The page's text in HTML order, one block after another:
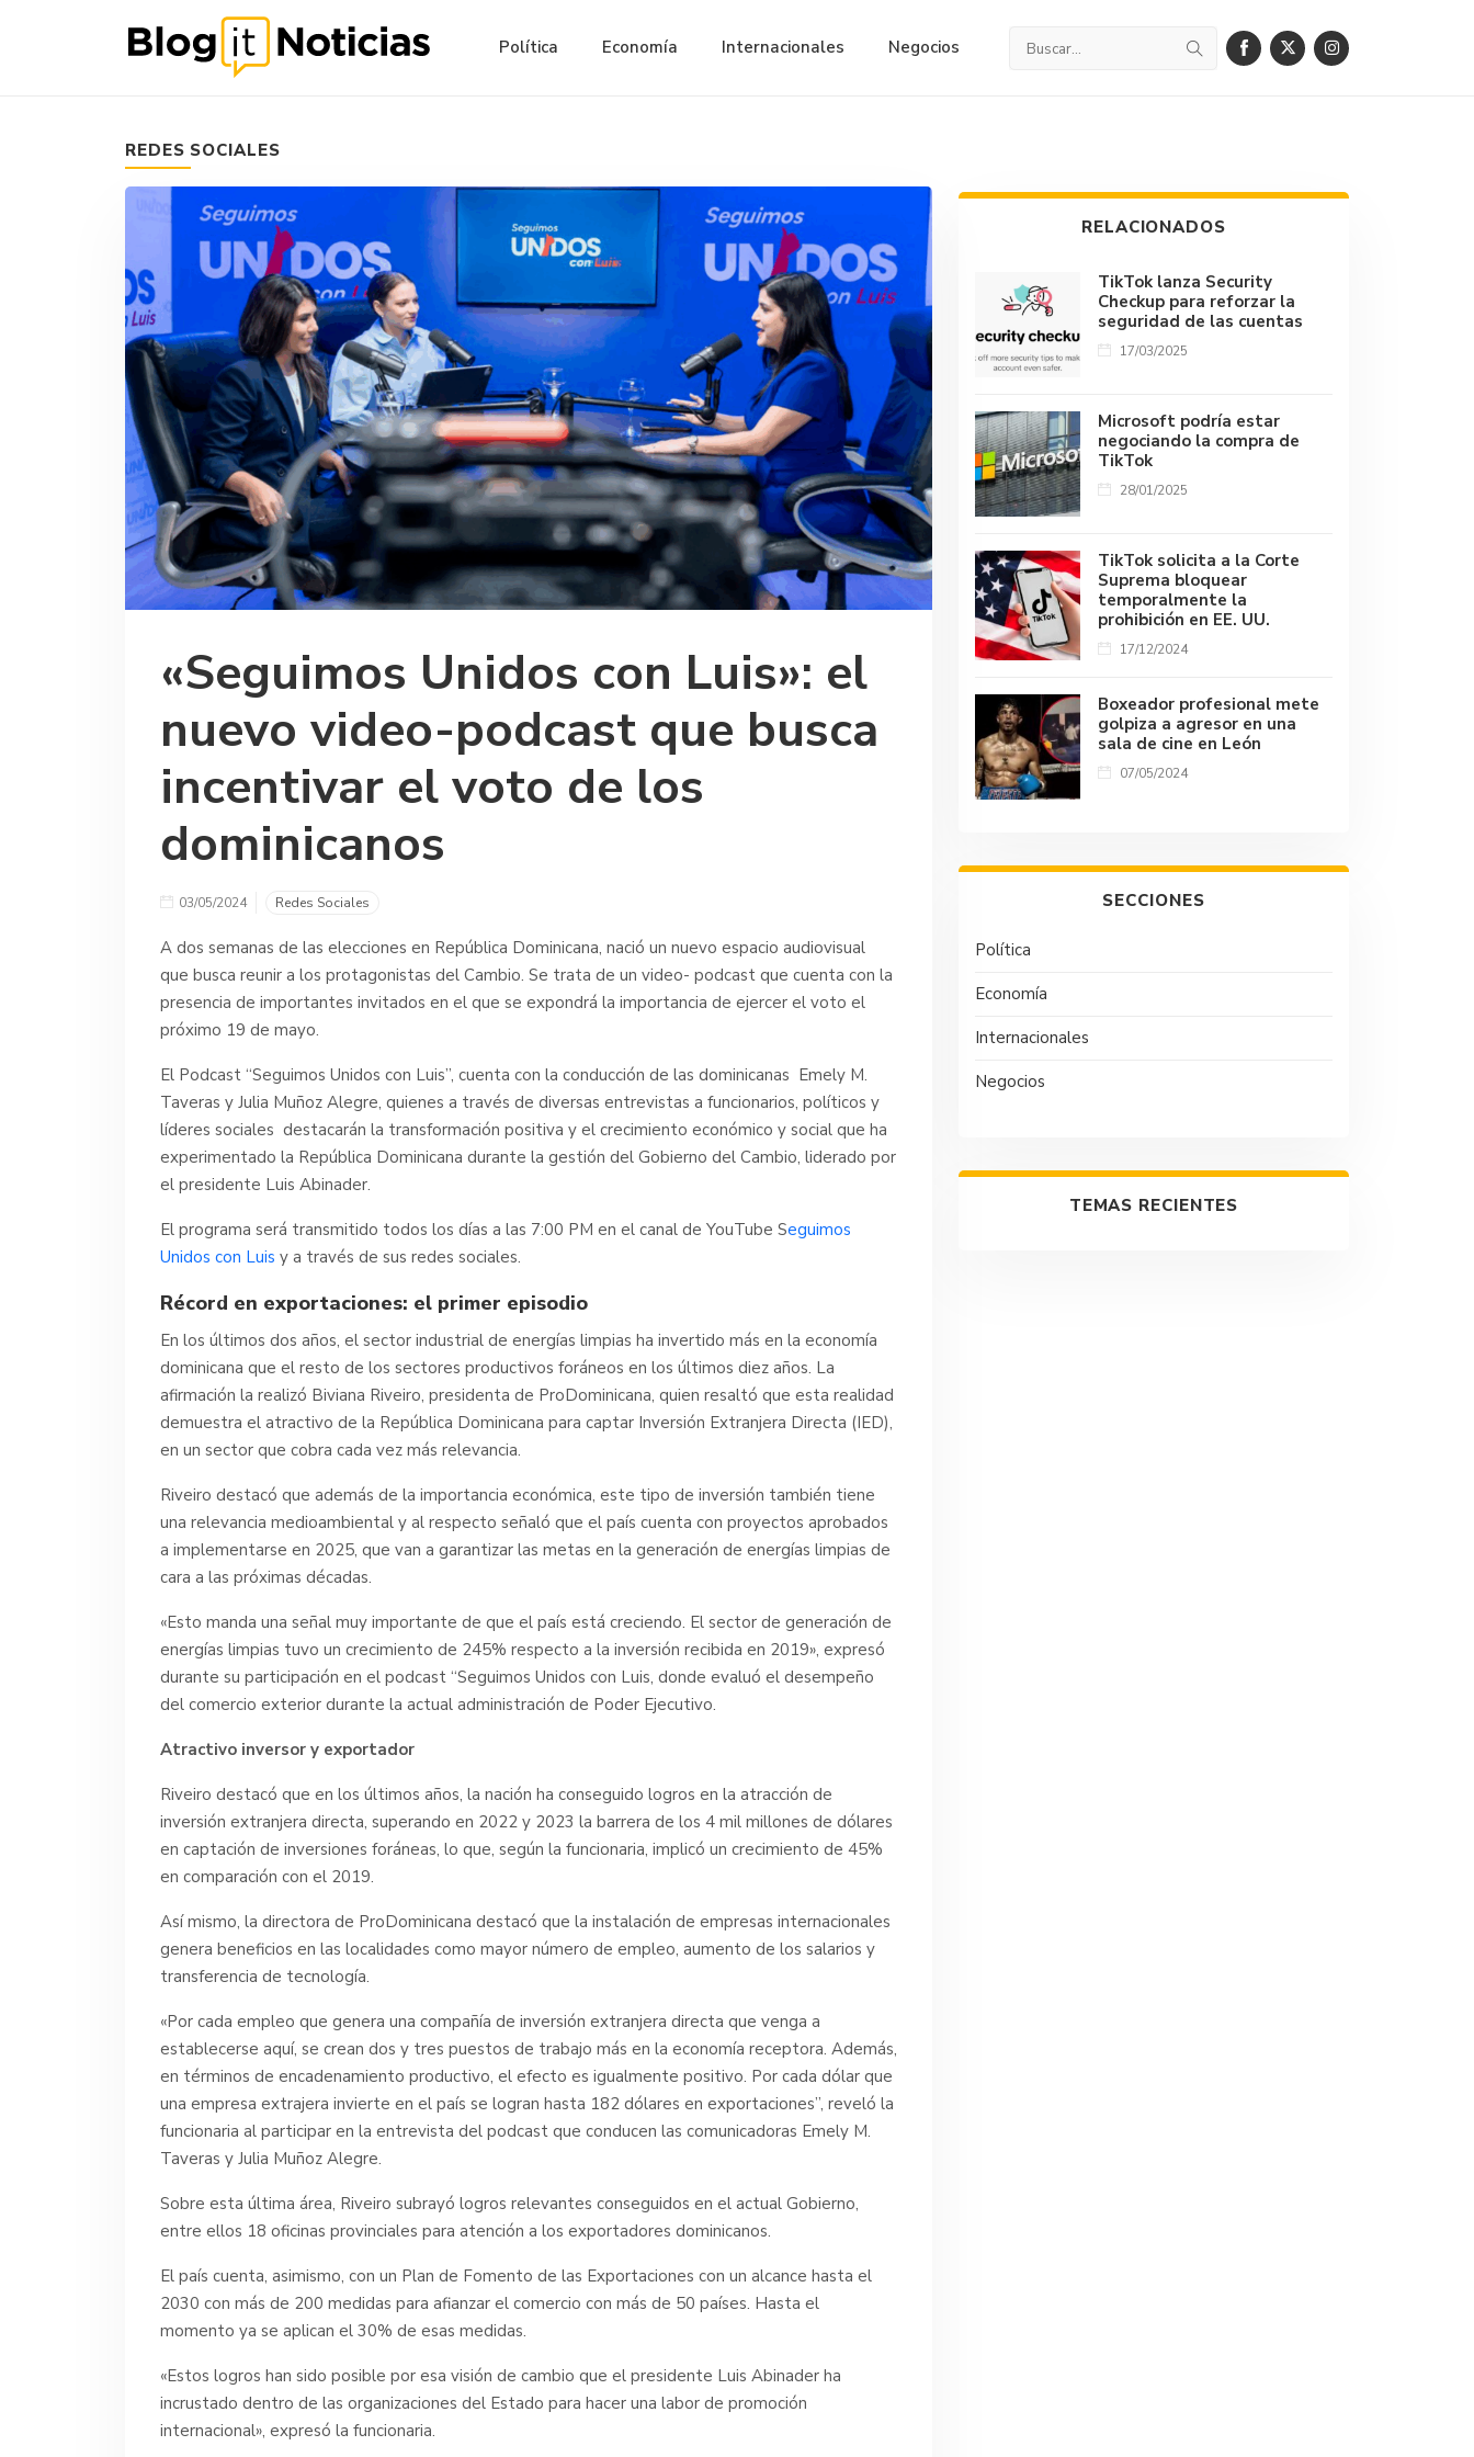
Política Economía Internacionales Negocios
REDES SOCIALES
«Seguimos Unidos con Luis»: el
nuevo video-podcast que busca
incentivar el voto de los
dominicanos
03/05/2024 Redes Sociales
A dos semanas de las elecciones en República Dominicana, nació un nuevo espacio audiovisual
que busca reunir a los protagonistas del Cambio. Se trata de un video- podcast que cuenta con la
presencia de importantes invitados en el que se expondrá la importancia de ejercer el voto el
próximo 19 de mayo.
El Podcast “Seguimos Unidos con Luis”, cuenta con la conducción de las dominicanas Emely M.
Taveras y Julia Muñoz Alegre, quienes a través de diversas entrevistas a funcionarios, políticos y
líderes sociales destacarán la transformación positiva y el crecimiento económico y social que ha
experimentado la República Dominicana durante la gestión del Gobierno del Cambio, liderado por
el presidente Luis Abinader.
El programa será transmitido todos los días a las 7:00 PM en el canal de YouTube Seguimos
Unidos con Luis y a través de sus redes sociales.
Récord en exportaciones: el primer episodio
En los últimos dos años, el sector industrial de energías limpias ha invertido más en la economía
dominicana que el resto de los sectores productivos foráneos en los últimos diez años. La
afirmación la realizó Biviana Riveiro, presidenta de ProDominicana, quien resaltó que esta realidad
demuestra el atractivo de la República Dominicana para captar Inversión Extranjera Directa (IED),
en un sector que cobra cada vez más relevancia.
Riveiro destacó que además de la importancia económica, este tipo de inversión también tiene
una relevancia medioambiental y al respecto señaló que el país cuenta con proyectos aprobados
a implementarse en 2025, que van a garantizar las metas en la generación de energías limpias de
cara a las próximas décadas.
«Esto manda una señal muy importante de que el país está creciendo. El sector de generación de
energías limpias tuvo un crecimiento de 245% respecto a la inversión recibida en 2019», expresó
durante su participación en el podcast “Seguimos Unidos con Luis, donde evaluó el desempeño
del comercio exterior durante la actual administración de Poder Ejecutivo.
Atractivo inversor y exportador
Riveiro destacó que en los últimos años, la nación ha conseguido logros en la atracción de
inversión extranjera directa, superando en 2022 y 2023 la barrera de los 4 mil millones de dólares
en captación de inversiones foráneas, lo que, según la funcionaria, implicó un crecimiento de 45%
en comparación con el 2019.
Así mismo, la directora de ProDominicana destacó que la instalación de empresas internacionales
genera beneficios en las localidades como mayor número de empleo, aumento de los salarios y
transferencia de tecnología.
«Por cada empleo que genera una compañía de inversión extranjera directa que venga a
establecerse aquí, se crean dos y tres puestos de trabajo más en la economía receptora. Además,
en términos de encadenamiento productivo, el efecto es igualmente positivo. Por cada dólar que
una empresa extrajera invierte en el país se logran hasta 182 dólares en exportaciones”, reveló la
funcionaria al participar en la entrevista del podcast que conducen las comunicadoras Emely M.
Taveras y Julia Muñoz Alegre.
Sobre esta última área, Riveiro subrayó logros relevantes conseguidos en el actual Gobierno,
entre ellos 18 oficinas provinciales para atención a los exportadores dominicanos.
El país cuenta, asimismo, con un Plan de Fomento de las Exportaciones con un alcance hasta el
2030 con más de 200 medidas para afianzar el comercio con más de 50 países. Hasta el
momento ya se aplican el 30% de esas medidas.
«Estos logros han sido posible por esa visión de cambio que el presidente Luis Abinader ha
incrustado dentro de las organizaciones del Estado para hacer una labor de promoción
internacional», expresó la funcionaria.
RELACIONADOS
TikTok lanza Security
Checkup para reforzar la
seguridad de las cuentas
17/03/2025
Microsoft podría estar
negociando la compra de
TikTok
28/01/2025
TikTok solicita a la Corte
Suprema bloquear
temporalmente la
prohibición en EE. UU.
17/12/2024
Boxeador profesional mete
golpiza a agresor en una
sala de cine en León
07/05/2024
SECCIONES
Política
Economía
Internacionales
Negocios
TEMAS RECIENTES